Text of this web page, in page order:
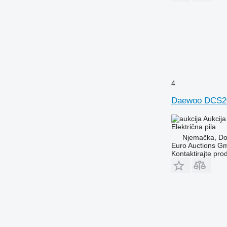
4
Daewoo
Aukcija
Električna pila
Njemačka,
Euro Auctions
Kontaktirajte